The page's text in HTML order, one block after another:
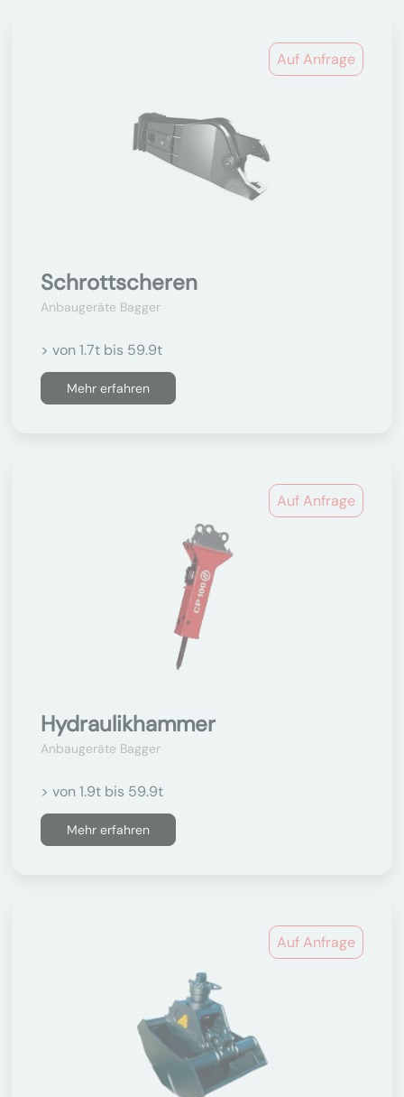
Auf Anfrage
Schrottscheren
Anbaugeräte Bagger
> von 1.7t bis 59.9t
Mehr erfahren
Auf Anfrage
Hydraulikhammer
Anbaugeräte Bagger
> von 1.9t bis 59.9t
Mehr erfahren
Auf Anfrage